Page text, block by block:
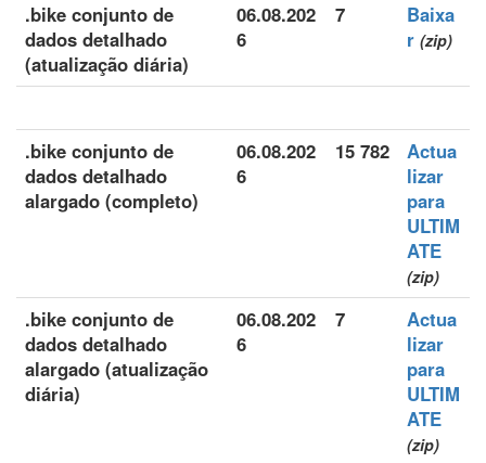
.bike conjunto de
dados detalhado
(atualização diária)
06.08.202
6
7
Baixa
r (zip)
.bike conjunto de
dados detalhado
alargado (completo)
06.08.202
6
15 782
Actua
lizar
para
ULTIM
ATE
(zip)
.bike conjunto de
dados detalhado
alargado (atualização
diária)
06.08.202
6
7
Actua
lizar
para
ULTIM
ATE
(zip)